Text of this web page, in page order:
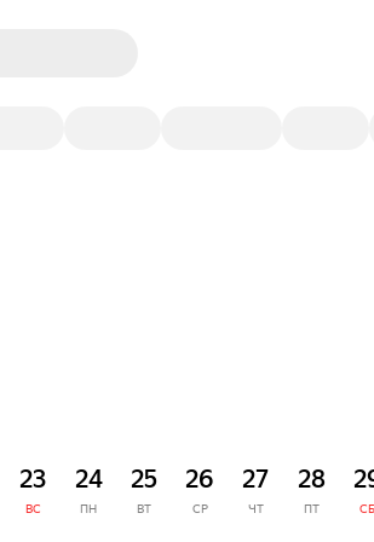
23
ВС
24
ПН
25
ВТ
26
СР
27
ЧТ
28
ПТ СБ